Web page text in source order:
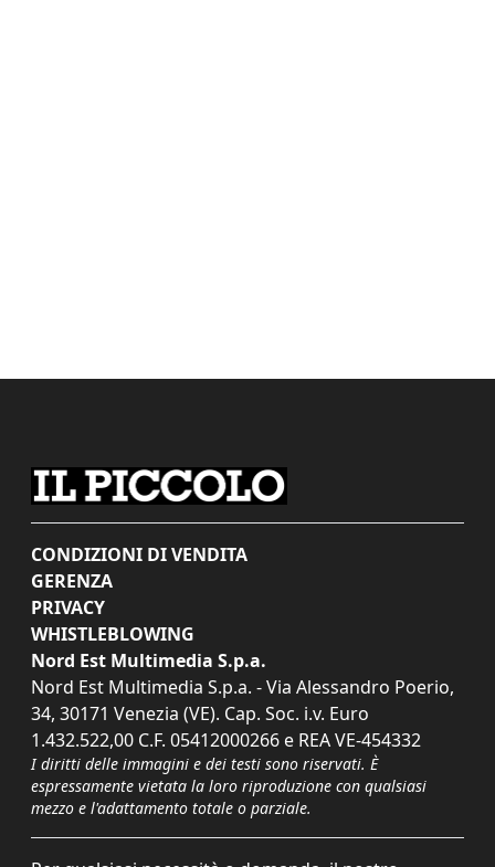
CONDIZIONI DI VENDITA
GERENZA
PRIVACY
WHISTLEBLOWING
Nord Est Multimedia S.p.a.
Nord Est Multimedia S.p.a. - Via Alessandro Poerio,
34, 30171 Venezia (VE). Cap. Soc. i.v. Euro
1.432.522,00 C.F. 05412000266 e REA VE-454332
I diritti delle immagini e dei testi sono riservati. È
espressamente vietata la loro riproduzione con qualsiasi
mezzo e l'adattamento totale o parziale.